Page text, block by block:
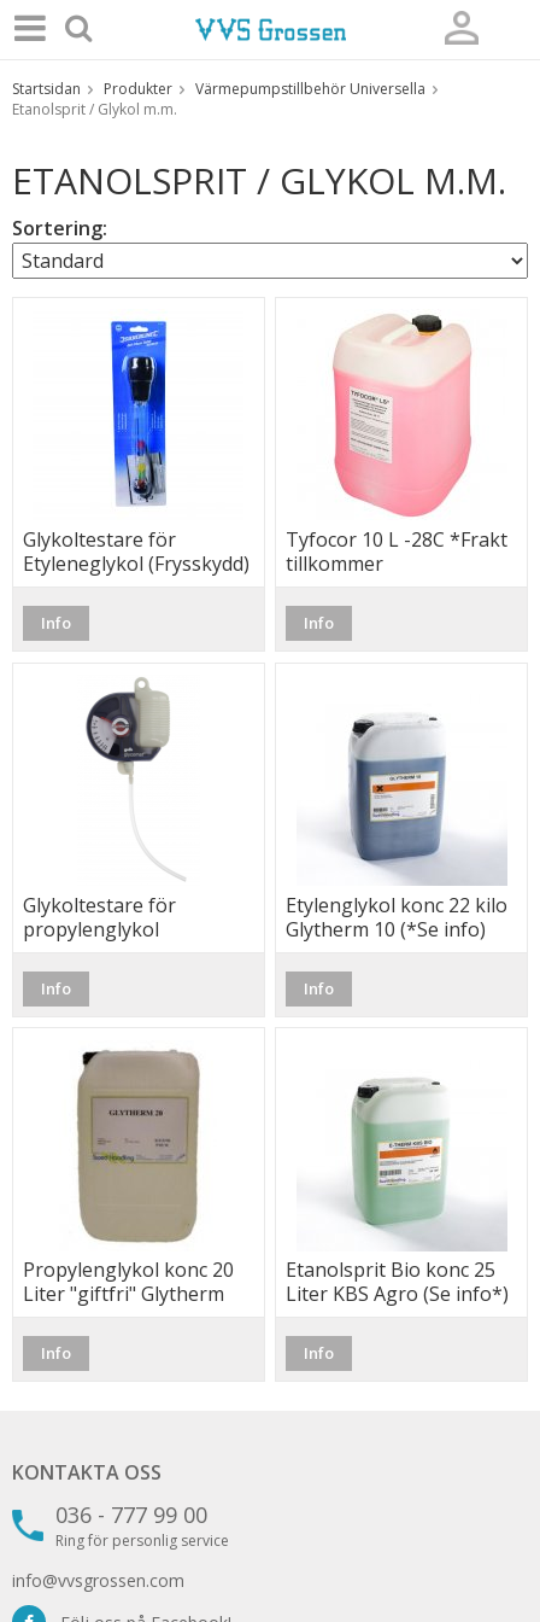
Produkten har blivit tillagd i varukorgen
Startsidan Produkter
Värmepumpstillbehör Universella
Etanolsprit / Glykol m.m.
ETANOLSPRIT / GLYKOL M.M.
Sortering:
Glykoltestare för
Etyleneglykol (Frysskydd)
Info
Tyfocor 10 L -28C *Frakt
tillkommer
Info
Glykoltestare för
propylenglykol
Info
Etylenglykol konc 22 kilo
Glytherm 10 (*Se info)
Info
Propylenglykol konc 20
Liter "giftfri" Glytherm
Info
Etanolsprit Bio konc 25
Liter KBS Agro (Se info*)
Info
KONTAKTA OSS
036 - 777 99 00
Ring för personlig service
info@vvsgrossen.com